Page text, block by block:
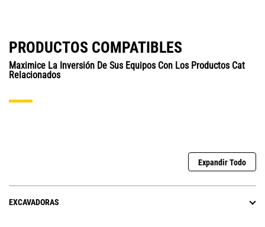
PRODUCTOS COMPATIBLES
Maximice La Inversión De Sus Equipos Con Los Productos Cat
Relacionados
Expandir Todo
EXCAVADORAS